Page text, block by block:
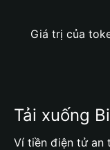
Giá trị của
Tải xuống
Ví tiền điện tử an